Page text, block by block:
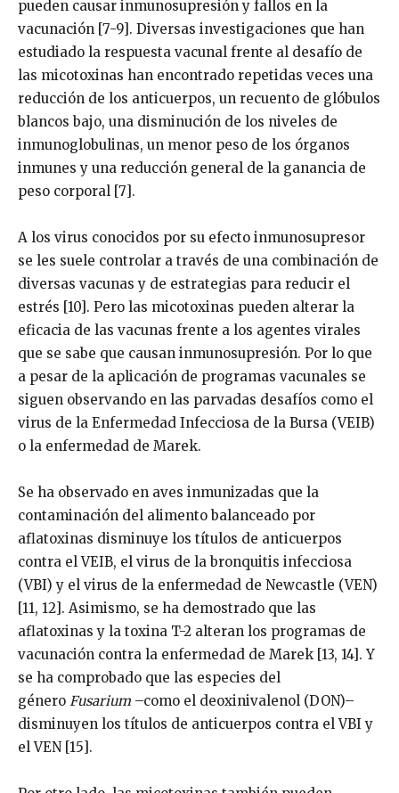
pueden causar inmunosupresión y fallos en la
vacunación [7-9]. Diversas investigaciones que han
estudiado la respuesta vacunal frente al desafío de
las micotoxinas han encontrado repetidas veces una
reducción de los anticuerpos, un recuento de glóbulos
blancos bajo, una disminución de los niveles de
inmunoglobulinas, un menor peso de los órganos
inmunes y una reducción general de la ganancia de
peso corporal [7].
A los virus conocidos por su efecto inmunosupresor
se les suele controlar a través de una combinación de
diversas vacunas y de estrategias para reducir el
estrés [10]. Pero las micotoxinas pueden alterar la
eficacia de las vacunas frente a los agentes virales
que se sabe que causan inmunosupresión. Por lo que
a pesar de la aplicación de programas vacunales se
siguen observando en las parvadas desafíos como el
virus de la Enfermedad Infecciosa de la Bursa (VEIB)
o la enfermedad de Marek.
Se ha observado en aves inmunizadas que la
contaminación del alimento balanceado por
aflatoxinas disminuye los títulos de anticuerpos
contra el VEIB, el virus de la bronquitis infecciosa
(VBI) y el virus de la enfermedad de Newcastle (VEN)
[11, 12]. Asimismo, se ha demostrado que las
aflatoxinas y la toxina T-2 alteran los programas de
vacunación contra la enfermedad de Marek [13, 14]. Y
se ha comprobado que las especies del
género Fusarium –como el deoxinivalenol (DON)–
disminuyen los títulos de anticuerpos contra el VBI y
el VEN [15].